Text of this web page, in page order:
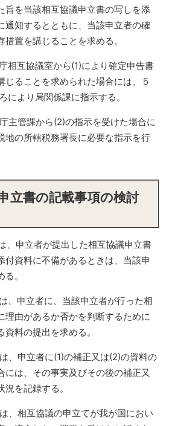
旨を当該相互協議申立書の写しを添
通知するとともに、当該申立者の確
措置を講じることを求める。
互協議室から(1)により確定申告書
じることを求められた場合には、５
により局関係課に指示する。
主管課から(2)の指示を受けた場合に
地の所轄税務署長に必要な指示を行
書の記載事項の検討
申立者が提出した相互協議申立書
付資料に不備があるときは、当該申
。
申立者に、当該申立者が行った相
理由があるか否かを判断するために
料の提出を求める。
、申立者に(1)の補正又は(2)の資料の
には、その事実及びその後の補正又
を記録する。
、相互協議の申立てが我が国におい